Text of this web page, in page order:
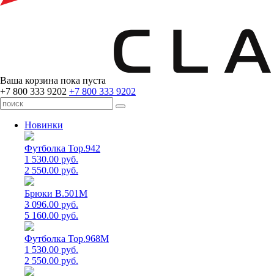
Ваша корзина пока пуста
+7 800 333 9202 +7 800 333 9202
Новинки
Футболка Top.942
1 530.00 руб.
2 550.00 руб.
Брюки B.501M
3 096.00 руб.
5 160.00 руб.
Футболка Top.968M
1 530.00 руб.
2 550.00 руб.